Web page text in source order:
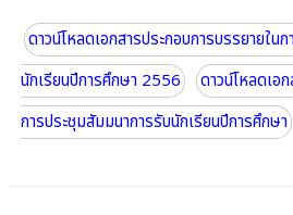
ดาวน์โหลดเอกสารประกอบการบรรยายใน
นักเรียนปีการศึกษา 2556
ดาวน์โหลดเอ
การประชุมสัมมนาการรับนักเรียนปีการศึกษา